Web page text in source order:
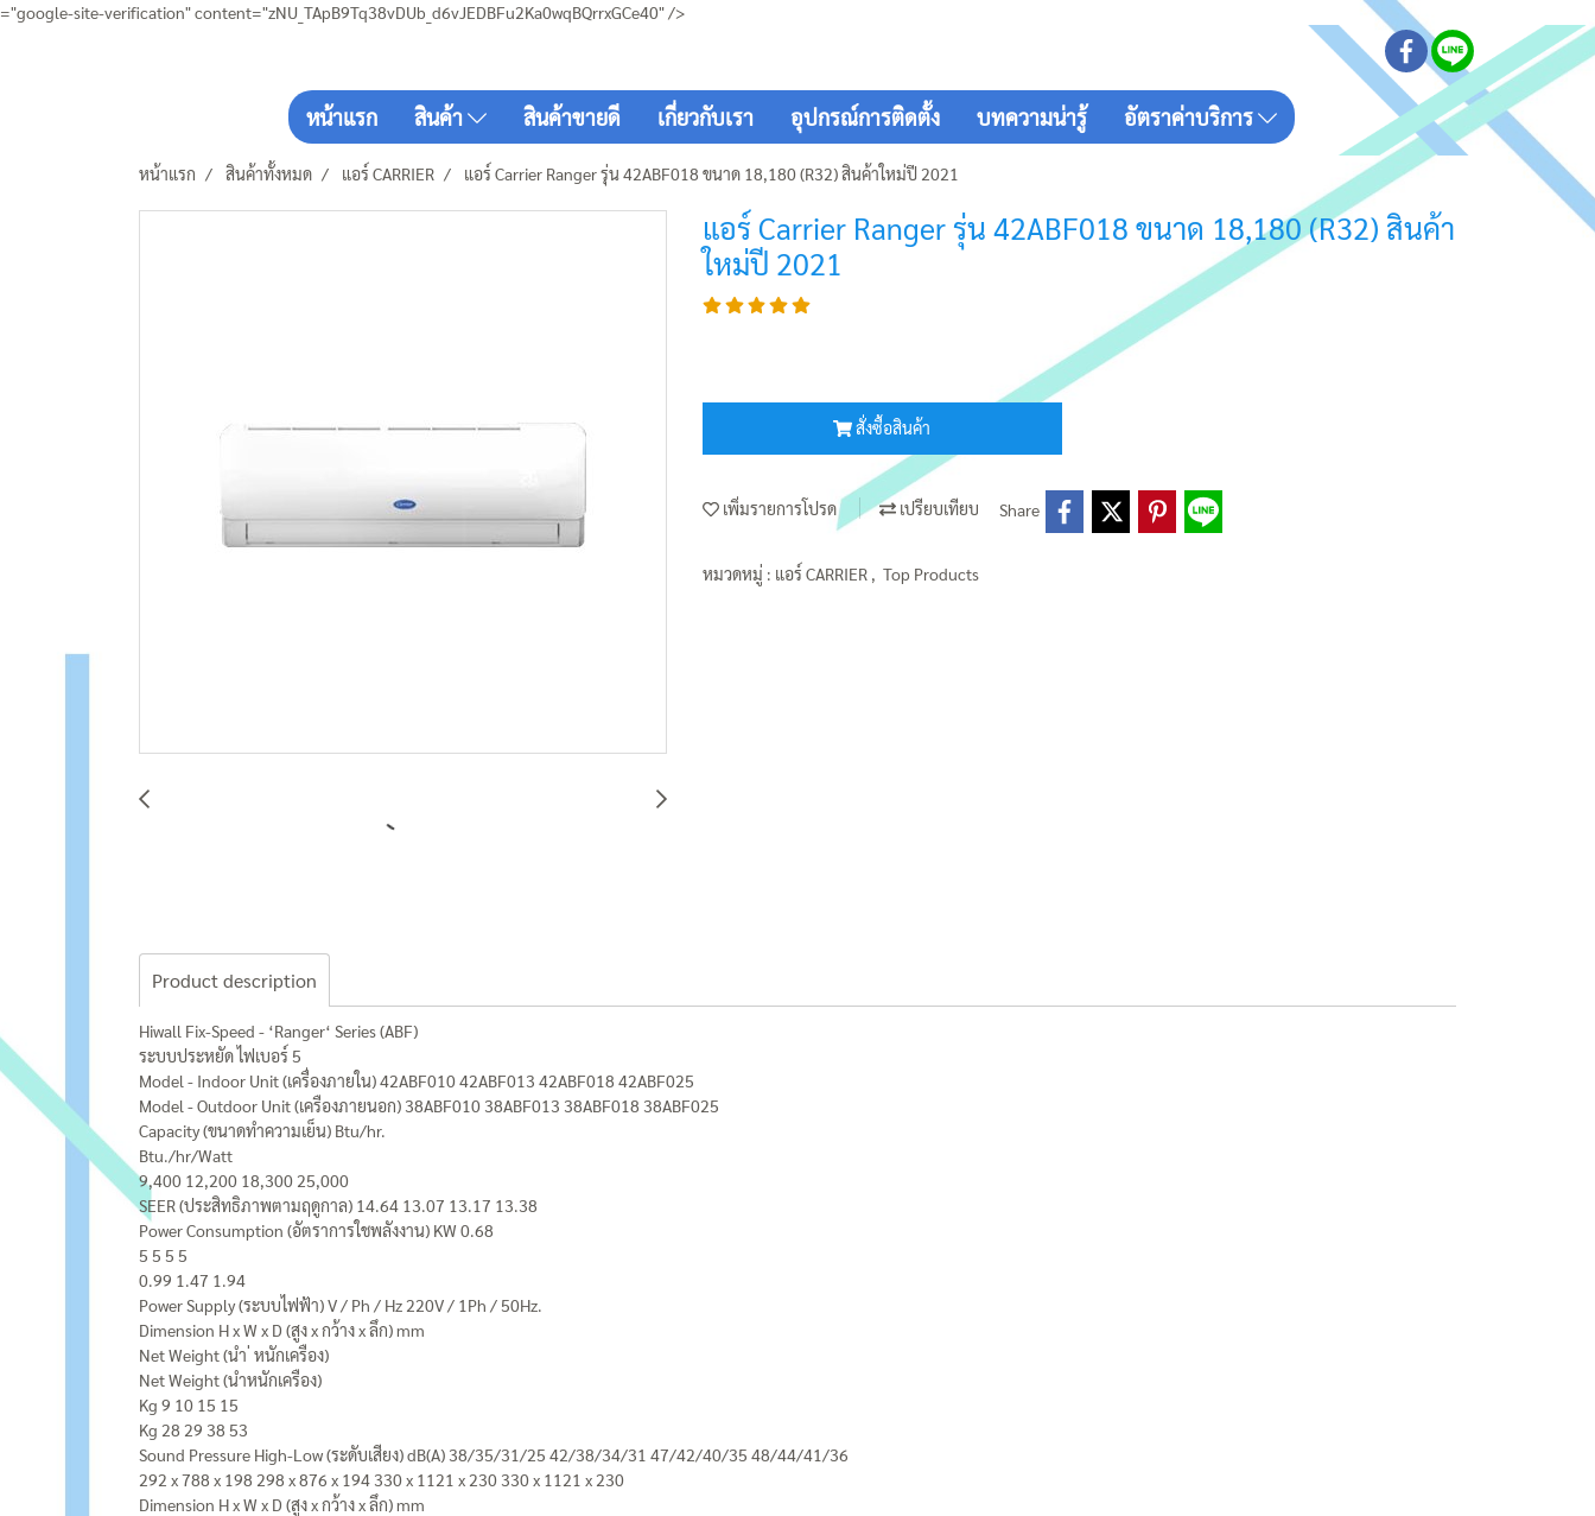
="google-site-verification" content="zNU_TApB9Tq38vDUb_d6vJEDBFu2Ka0wqBQrrxGCe40" />
หน้าแรก สินค้า สินค้าขายดี เกี่ยวกับเรา อุปกรณ์การติดตั้ง บทความน่ารู้ อัตราค่าบริการ
หน้าแรก สินค้าทั้งหมด แอร์ CARRIER แอร์ Carrier Ranger รุ่น 42ABF018 ขนาด 18,180 (R32) สินค้าใหม่ปี 2021
แอร์ Carrier Ranger รุ่น 42ABF018 ขนาด 18,180 (R32) สินค้า
ใหม่ปี 2021
สั่งซื้อสินค้า
เพิ่มรายการโปรด เปรียบเทียบ Share
หมวดหมู่ : แอร์ CARRIER , Top Products
Product description
Hiwall Fix-Speed - ‘Ranger‘ Series (ABF)
ระบบประหยัด ไฟเบอร์ 5
Model - Indoor Unit (เครื่องภายใน) 42ABF010 42ABF013 42ABF018 42ABF025
Model - Outdoor Unit (เครืองภายนอก) 38ABF010 38ABF013 38ABF018 38ABF025
Capacity (ขนาดทำความเย็น) Btu/hr.
Btu./hr/Watt
9,400 12,200 18,300 25,000
SEER (ประสิทธิภาพตามฤดูกาล) 14.64 13.07 13.17 13.38
Power Consumption (อัตราการใชพลังงาน) KW 0.68
5 5 5 5
0.99 1.47 1.94
Power Supply (ระบบไฟฟ้า) V / Ph / Hz 220V / 1Ph / 50Hz.
Dimension H x W x D (สูง x กว้าง x ลึก) mm
Net Weight (นํา ่ หนักเครือง)
Net Weight (นําหนักเครือง)
Kg 9 10 15 15
Kg 28 29 38 53
Sound Pressure High-Low (ระดับเสียง) dB(A) 38/35/31/25 42/38/34/31 47/42/40/35 48/44/41/36
292 x 788 x 198 298 x 876 x 194 330 x 1121 x 230 330 x 1121 x 230
Dimension H x W x D (สูง x กว้าง x ลึก) mm